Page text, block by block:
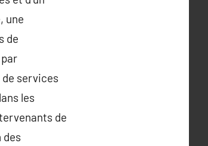
une
de
services
les
de
des